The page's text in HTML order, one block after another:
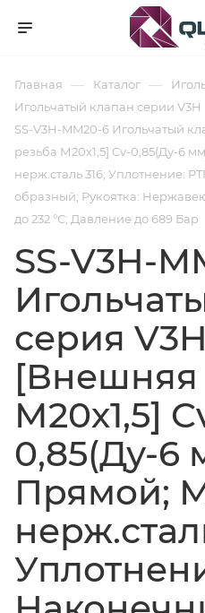
Главная — Каталог —
Игольчатый клапан серии V3H
SS-V3H-MM20-6 Игольчатый
резьба М20х1,5] Cv-0,85(Ду-6
нерж.сталь 316; Уплотнение:
образный; Рукоятка:
до 232 °C; Давление до 689 Бар
SS-V3H-
серия V3H
[Внешняя
М20х1,5]
0,85(Ду-6
Прямой;